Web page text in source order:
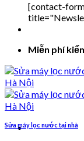
[contact-
Miễn phí
Sửa máy lọc nước tại nhà